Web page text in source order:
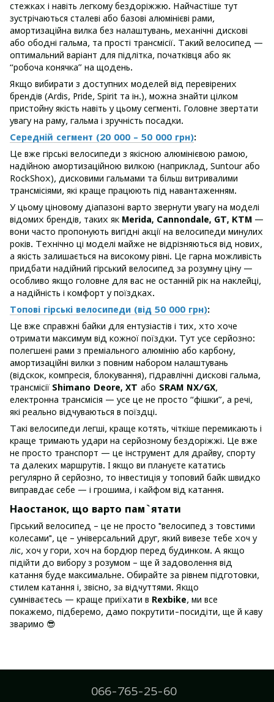
стежках і навіть легкому бездоріжжю. Найчастіше тут
зустрічаються сталеві або базові алюмінієві рами,
амортизаційна вилка без налаштувань, механічні дискові
або ободні гальма, та прості трансмісії. Такий велосипед —
оптимальний варіант для підлітка, початківця або як
“робоча конячка” на щодень.
Якщо вибирати з доступних моделей від перевірених
брендів (Ardis, Pride, Spirit та ін.), можна знайти цілком
пристойну якість навіть у цьому сегменті. Головне звертати
увагу на раму, гальма і зручність посадки.
Середній сегмент (20 000 – 50 000 грн):
Це вже гірські велосипеди з якісною алюмінієвою рамою,
надійною амортизаційною вилкою (наприклад, Suntour або
RockShox), дисковими гальмами та більш витривалими
трансмісіями, які краще працюють під навантаженням.
У цьому ціновому діапазоні варто звернути увагу на моделі
відомих брендів, таких як Merida, Cannondale, GT, KTM —
вони часто пропонують вигідні акції на велосипеди минулих
років. Технічно ці моделі майже не відрізняються від нових,
а якість залишається на високому рівні. Це гарна можливість
придбати надійний гірський велосипед за розумну ціну —
особливо якщо головне для вас не останній рік на наклейці,
а надійність і комфорт у поїздках.
Топові гірські велосипеди (від 50 000 грн):
Це вже справжні байки для ентузіастів і тих, хто хоче
отримати максимум від кожної поїздки. Тут усе серйозно:
полегшені рами з преміального алюмінію або карбону,
амортизаційні вилки з повним набором налаштувань
(відскок, компресія, блокування), гідравлічні дискові гальма,
трансмісії Shimano Deore, XT або SRAM NX/GX,
електронна трансмісія — усе це не просто “фішки”, а речі,
які реально відчуваються в поїздці.
Такі велосипеди легші, краще котять, чіткіше перемикають і
краще тримають удари на серйозному бездоріжжі. Це вже
не просто транспорт — це інструмент для драйву, спорту
та далеких маршрутів. І якщо ви плануєте кататись
регулярно й серйозно, то інвестиція у топовий байк швидко
виправдає себе — і грошима, і кайфом від катання.
Наостанок, що варто пам`ятати
Гірський велосипед – це не просто "велосипед з товстими
колесами", це – універсальний друг, який вивезе тебе хоч у
ліс, хоч у гори, хоч на бордюр перед будинком. А якщо
підійти до вибору з розумом – ще й задоволення від
катання буде максимальне. Обирайте за рівнем підготовки,
стилем катання і, звісно, за відчуттями. Якщо
сумніваєтесь — краще приїхати в Rexbike, ми все
покажемо, підберемо, дамо покрутити-посидіти, ще й каву
зваримо 😎
066-765-25-60